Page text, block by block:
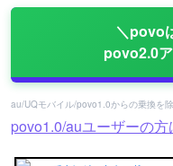
＼povo
povo2.0
au/UQモバイル/povo1.0からの乗換を
povo1.0/auユーザーの方